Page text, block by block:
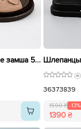
Шлепанцы женские замша 594439 Бежевые
36373839
1590 ₴ -13%
1390 ₴